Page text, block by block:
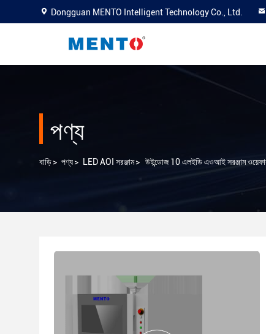
Dongguan MENTO Intelligent Technology Co., Ltd.
পণ্য
বাড়ি> পণ্য> LED AOI সরঞ্জাম> উইন্ডোজ 10 এলইডি এওআই সরঞ্জাম